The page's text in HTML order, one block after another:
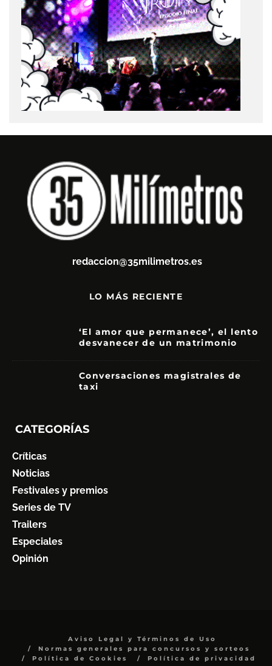
redaccion@35milimetros.es
LO MÁS RECIENTE
‘El amor que permanece’, el lento
desvanecer de un matrimonio
Conversaciones magistrales de
taxi
CATEGORÍAS
Críticas
Noticias
Festivales y premios
Series de TV
Trailers
Especiales
Opinión
Aviso Legal y Términos de Uso
Normas generales para concursos y sorteos
Política de Cookies
Política de privacidad